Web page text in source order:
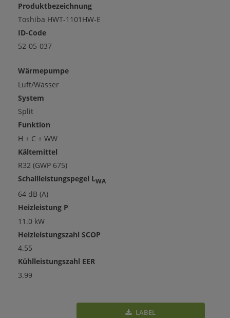
Produktbezeichnung
Toshiba HWT-1101HW-E
ID-Code
52-05-037
Wärmepumpe
Luft/Wasser
System
Split
Funktion
H + C + WW
Kältemittel
R32 (GWP 675)
Schallleistungspegel LWA
64 dB (A)
Heizleistung P
11.0 kW
Heizleistungszahl SCOP
4.55
Kühlleistungszahl EER
3.99
LABEL